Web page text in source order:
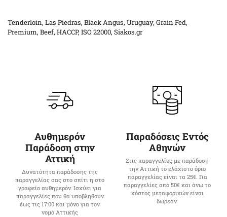
Tenderloin, Las Piedras, Black Angus, Uruguay, Grain Fed,
Premium, Beef, HACCP, ISO 22000, Siakos.gr
Αυθημερόν
Παράδοση στην
Αττική
Δυνατότητα παράδοσης της
παραγγελίας σας στο σπίτι η στο
γραφείο αυθημερόν. Ισχύει για
παραγγελίες που θα υποβληθούν
έως τις 17:00 και μόνο για τον
νομό Αττικής
Παραδόσεις Εντός
Αθηνών
Στις παραγγελίες με παράδοση
την Αττική το ελάχιστο όριο
παραγγελίας είναι τα 25€. Για
παραγγελίες από 50€ και άνω το
κόστος μεταφορικών είναι
δωρεάν.